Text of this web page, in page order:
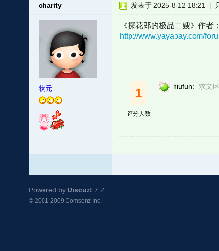
charity
状元
发表于 2025-8-12 18:21 |
《探花郎的极品二嫂》作者
http://www.yayabay.com/
1
评分人数
hiufun: 求文
Powered by Discuz! 7.2
© 2001-2009 Comsenz Inc.